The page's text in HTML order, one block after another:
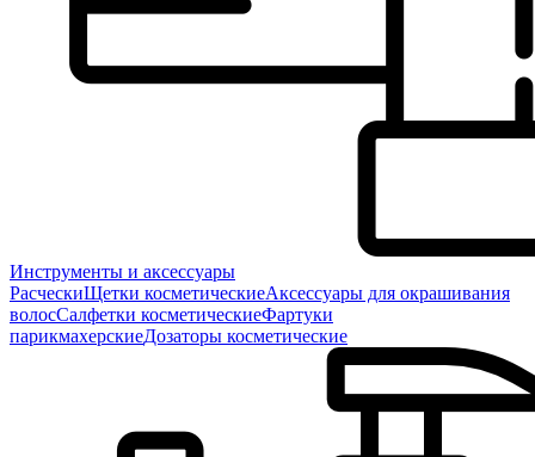
Инструменты и аксессуары
РасческиЩетки косметическиеАксессуары для окрашивания
волосСалфетки косметическиеФартуки
парикмахерскиеДозаторы косметические